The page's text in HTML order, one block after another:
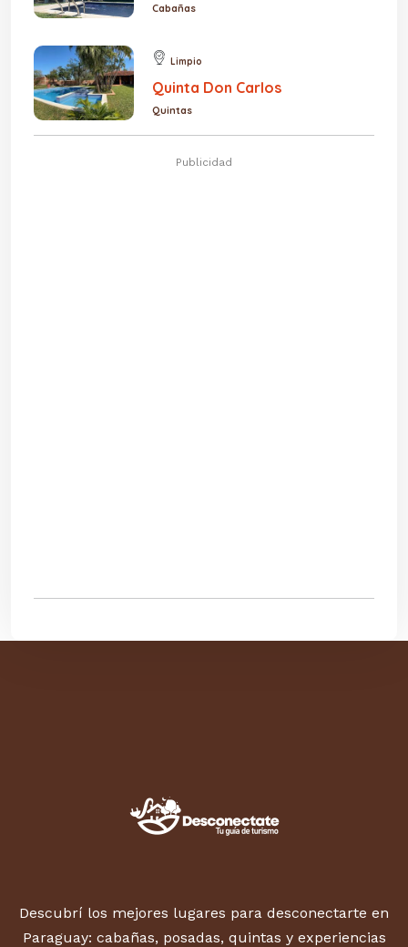
Cabañas
Limpio
Quinta Don Carlos
Quintas
Publicidad
Descubrí los mejores lugares para desconectarte en
Paraguay: cabañas, posadas, quintas y experiencias